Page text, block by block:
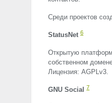
Среди проектов
StatusNet 6
Открытую
собственном
Лицензия: AGPLv3.
GNU Social 7